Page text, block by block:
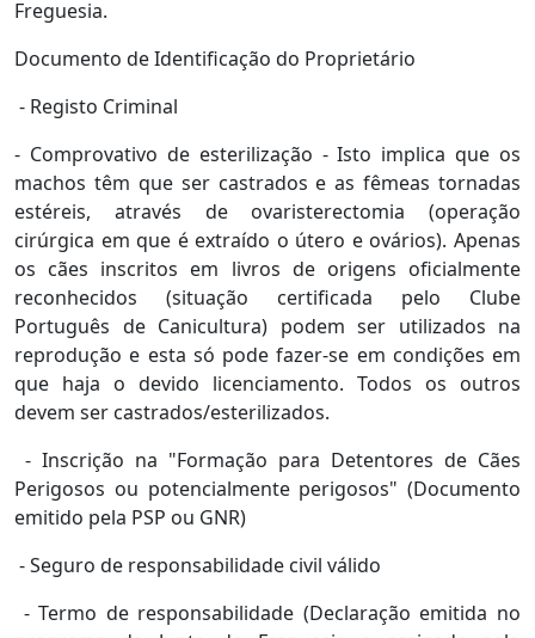
Freguesia.
Documento de Identificação do Proprietário
- Registo Criminal
- Comprovativo de esterilização - Isto implica que os
machos têm que ser castrados e as fêmeas tornadas
estéreis, através de ovaristerectomia (operação
cirúrgica em que é extraído o útero e ovários). Apenas
os cães inscritos em livros de origens oficialmente
reconhecidos (situação certificada pelo Clube
Português de Canicultura) podem ser utilizados na
reprodução e esta só pode fazer-se em condições em
que haja o devido licenciamento. Todos os outros
devem ser castrados/esterilizados.
- Inscrição na "Formação para Detentores de Cães
Perigosos ou potencialmente perigosos" (Documento
emitido pela PSP ou GNR)
- Seguro de responsabilidade civil válido
- Termo de responsabilidade (Declaração emitida no